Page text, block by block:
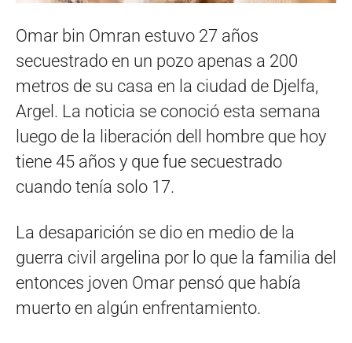
Omar bin Omran estuvo 27 años
secuestrado en un pozo apenas a 200
metros de su casa en la ciudad de Djelfa,
Argel. La noticia se conoció esta semana
luego de la liberación dell hombre que hoy
tiene 45 años y que fue secuestrado
cuando tenía solo 17.
La desaparición se dio en medio de la
guerra civil argelina por lo que la familia del
entonces joven Omar pensó que había
muerto en algún enfrentamiento.